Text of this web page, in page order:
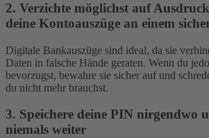
2. Verzichte möglichst auf
deine Kontoauszüge an einem
Digitale Bankauszüge sind ideal, da sie
Daten in falsche Hände geraten. Wenn du
bevorzugst, bewahre sie sicher auf und
du nicht mehr brauchst.
3. Speichere deine PIN nirgendwo
niemals weiter